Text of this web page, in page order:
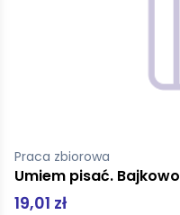
Praca zbiorowa
Umiem pisać. Bajkowo
19,01 zł